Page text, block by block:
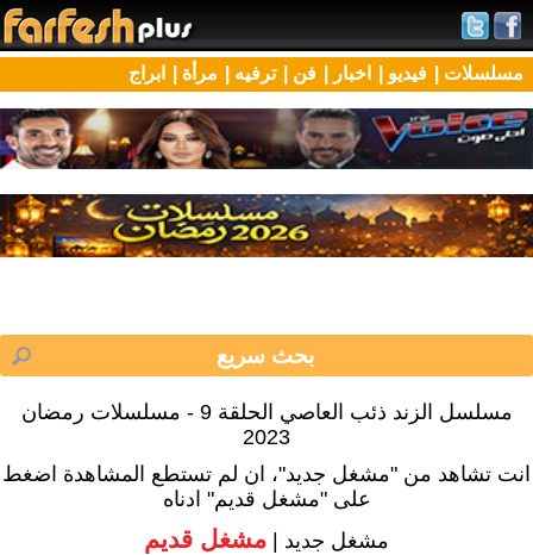
مسلسلات | فيديو | اخبار | فن | ترفيه | مرأة | ابراج
مسلسل الزند ذئب العاصي الحلقة 9 - مسلسلات رمضان
2023
انت تشاهد من "مشغل جديد"، ان لم تستطع المشاهدة اضغط
على "مشغل قديم" ادناه
مشغل جديد | مشغل قديم